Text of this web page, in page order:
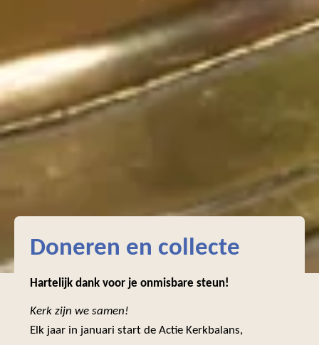
Doneren en collecte
Hartelijk dank voor je onmisbare steun!
Kerk zijn we samen!
Elk jaar in januari start de Actie Kerkbalans,